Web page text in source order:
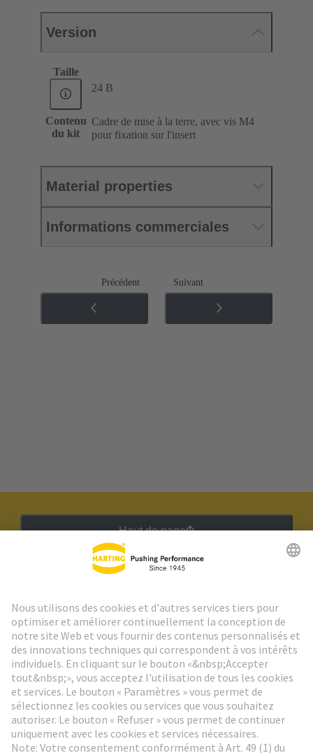
Version
Taille
24 B
Contenu
du kit
Cadre de mise à la terre, avec vis M4
pour fixation sur l'insert
Material properties
Informations commerciales
Précédent Suivant
Haut de page
Aller à l'inscription
Social Media